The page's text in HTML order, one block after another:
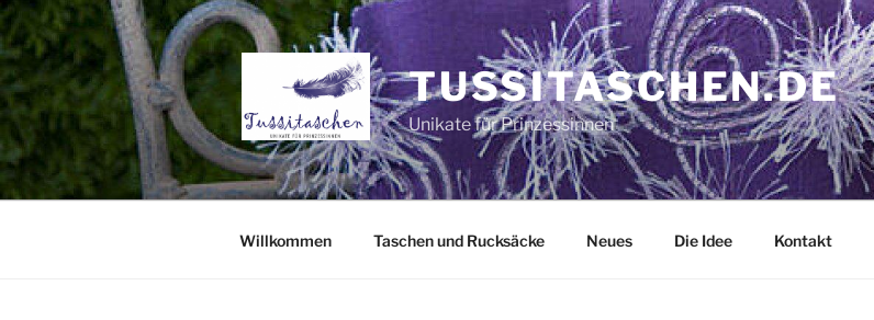
Zum
Inhalt
springen
TUSSITASCHEN.DE
Unikate für Prinzessinnen
Willkommen Taschen und Rucksäcke Neues Die Idee Kontakt